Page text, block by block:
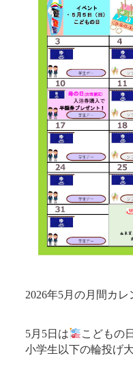
2026年5月の月間カレ
5月5日は
こどもの
小学生以下の輪投げ